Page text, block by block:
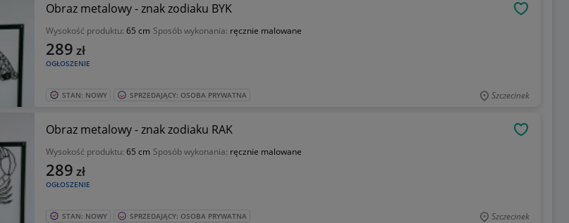
Obraz metalowy - znak zodiaku BYK
Wysokość produktu: 65 cm Sposób wykonania: ręcznie malowane
OGŁOSZENIE
289 zł
STAN: NOWY SPRZEDAJĄCY: OSOBA PRYWATNA Szczecinek
Obraz metalowy - znak zodiaku RAK
Wysokość produktu: 65 cm Sposób wykonania: ręcznie malowane
OGŁOSZENIE
289 zł
STAN: NOWY SPRZEDAJĄCY: OSOBA PRYWATNA Szczecinek